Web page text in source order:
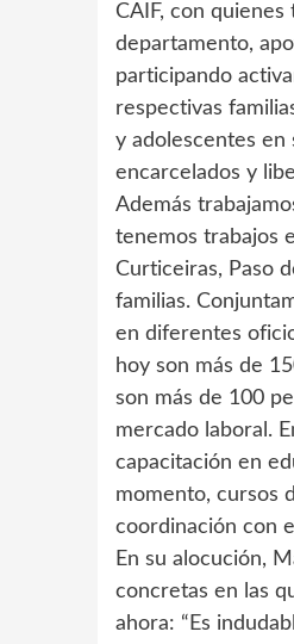
CAIF, con
departamento,
participando
respectivas
y adolescentes en
encarcelados y
Además
tenemos trabajos
Curticeiras, Paso
familias.
en diferentes
hoy son más de
son más de 100
mercado laboral.
capacitación en
momento, cursos
coordinación con
En su alocución,
concretas en las
ahora: “Es